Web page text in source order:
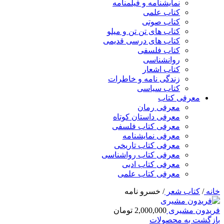
نمایشنامه و فیلمنامه
کتاب علمی
کتاب صوتی
کتاب های تن تن و میلو
کتاب های درسی قدیمی
کتاب فلسفی
روانشناسی
کتاب اشعار
زندگی نامه و خاطرات
کتاب سیاسی
معرفی کتاب
معرفی رمان
معرفی داستان کوتاه
معرفی کتاب فلسفی
معرفی نمایشنامه
معرفی کتاب تاریخی
معرفی کتاب رواشناسی
معرفی کتاب ادبی
معرفی کتاب علمی
خانه/ کتاب شعر/ خسرو نامه
فریدون مشیری 2,000,000 تومان
بازگشت به محصولات